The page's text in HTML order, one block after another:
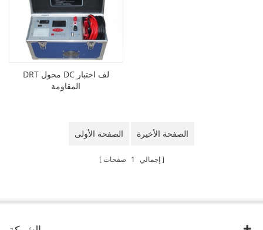
DRT محول DC لف اختبار
المقاومة
الصفحة الأولى الصفحة الأخيرة
إجمالي 1 صفحات